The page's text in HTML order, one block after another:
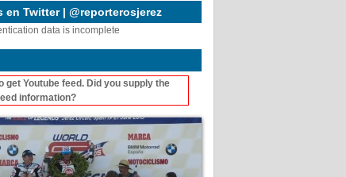
en Twitter | @reporterosjerez
data is incomplete
get Youtube feed. Did you supply the
information?